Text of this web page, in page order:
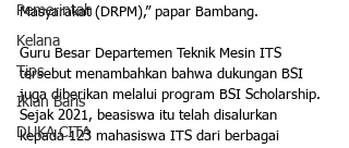
Pemerintah
Kelana
Tips
Iklan Baris
DUKA CITA
Masyarakat (DRPM),” papar Bambang.
Guru Besar Departemen Teknik Mesin ITS
tersebut menambahkan bahwa dukungan BSI
juga diberikan melalui program BSI Scholarship.
Sejak 2021, beasiswa itu telah disalurkan
kepada 123 mahasiswa ITS dari berbagai